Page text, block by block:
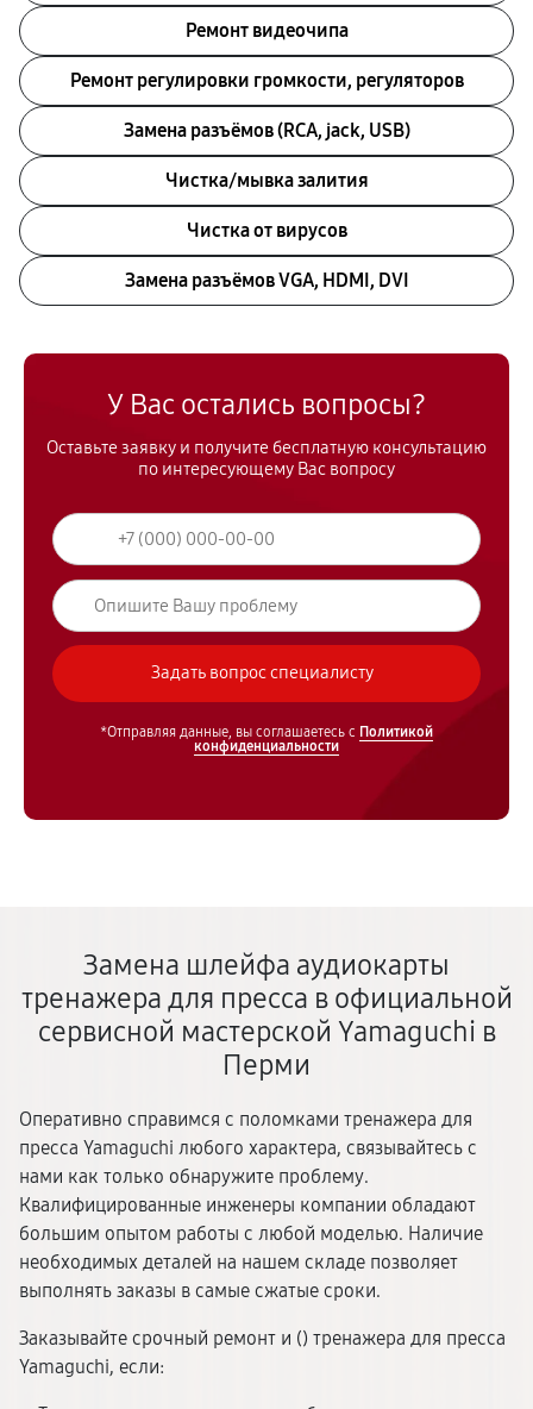
Ремонт видеочипа
Ремонт регулировки громкости, регуляторов
Замена разъёмов (RCA, jack, USB)
Чистка/мывка залития
Чистка от вирусов
Замена разъёмов VGA, HDMI, DVI
У Вас остались вопросы?
Оставьте заявку и получите бесплатную консультацию
по интересующему Вас вопросу
*Отправляя данные, вы соглашаетесь с Политикой
конфиденциальности
Замена шлейфа аудиокарты
тренажера для пресса в официальной
сервисной мастерской Yamaguchi в
Перми
Оперативно справимся с поломками тренажера для
пресса Yamaguchi любого характера, связывайтесь с
нами как только обнаружите проблему.
Квалифицированные инженеры компании обладают
большим опытом работы с любой моделью. Наличие
необходимых деталей на нашем складе позволяет
выполнять заказы в самые сжатые сроки.
Заказывайте срочный ремонт и () тренажера для пресса
Yamaguchi, если: